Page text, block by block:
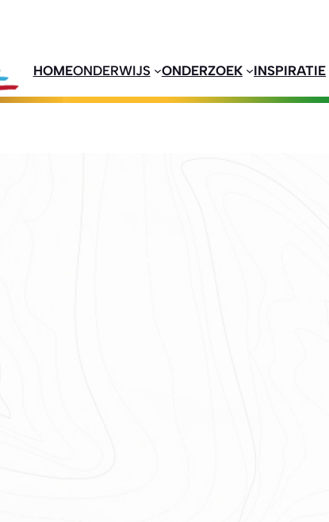
HOMEONDERWIJS ONDERZOEK INSPIRATIE